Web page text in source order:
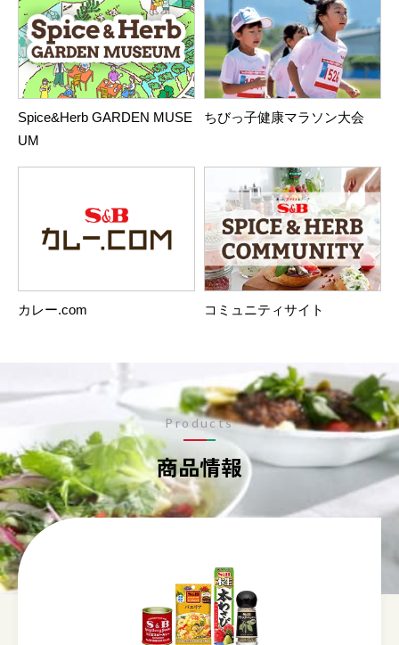
Spice&Herb GARDEN MUSE
UM
ちびっ子健康マラソン大会
カレー.com コミュニティサイト
商品情報
Products